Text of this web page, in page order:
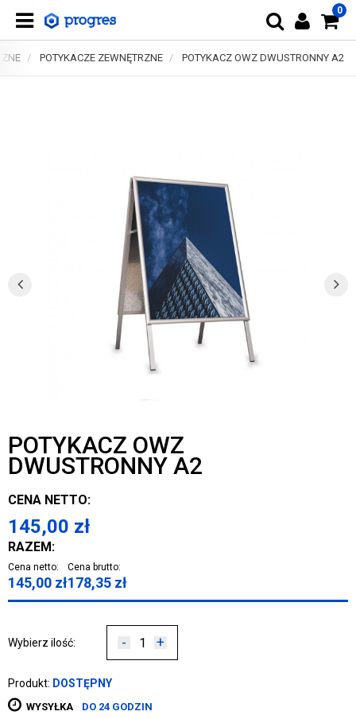
0
POTYKACZE ZEWNĘTRZNE POTYKACZ OWZ DWUSTRONNY A2
POTYKACZ OWZ
DWUSTRONNY A2
CENA NETTO:
145,00 zł
RAZEM:
Cena netto:
145,00 zł
Cena brutto:
178,35 zł
Wybierz ilość: - +
Produkt: DOSTĘPNY
WYSYŁKA DO 24 GODZIN